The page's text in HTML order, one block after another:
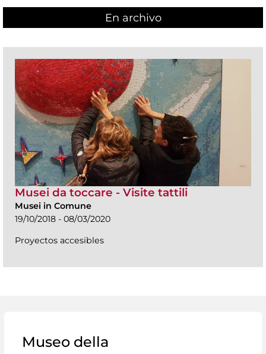
En archivo
Musei da toccare - Visite tattili
Musei in Comune
19/10/2018 - 08/03/2020
Proyectos accesibles
Museo della